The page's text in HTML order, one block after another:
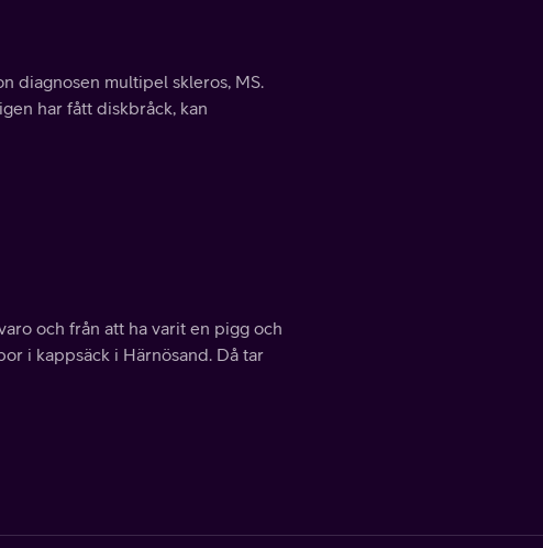
diagnosen multipel skleros, MS.
har fått diskbråck, kan
och från att ha varit en pigg och
i kappsäck i Härnösand. Då tar